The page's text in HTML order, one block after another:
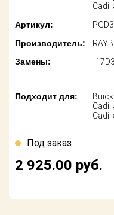
Оплата
Возврат
Акции
Новости
Как оформить
Артикул:
Производитель:
Замены:
Подходит для:
Под заказ
2 925.00 руб.